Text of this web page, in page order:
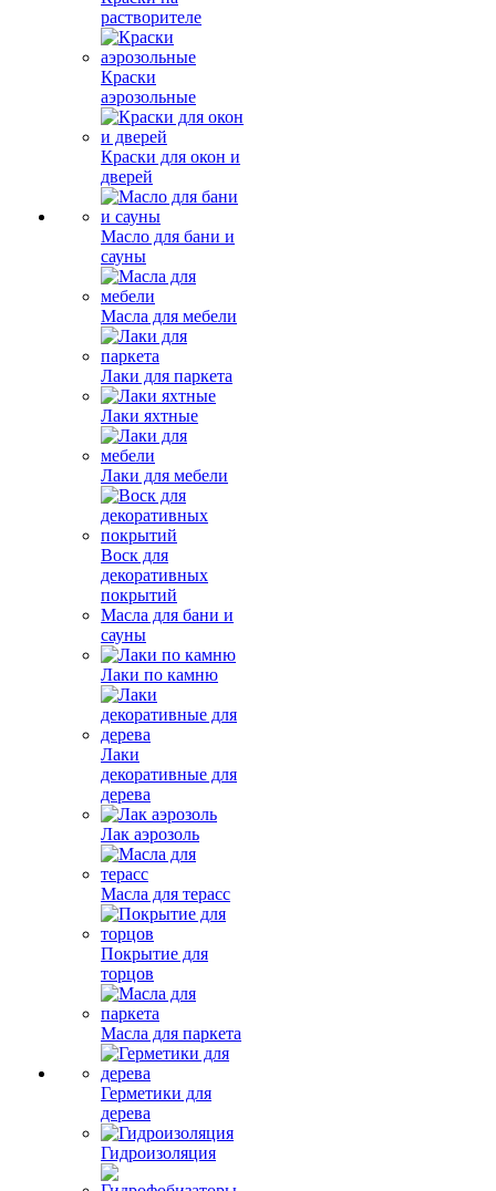
растворителе
Краски
аэрозольные
Краски для окон и
дверей
Масло для бани и
сауны
Масла для мебели
Лаки для паркета
Лаки яхтные
Лаки для мебели
Воск для
декоративных
покрытий
Масла для бани и
сауны
Лаки по камню
Лаки
декоративные для
дерева
Лак аэрозоль
Масла для терасс
Покрытие для
торцов
Масла для паркета
Герметики для
дерева
Гидроизоляция